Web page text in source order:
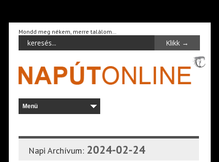
Mondd meg nékem, merre találom…
Napi Archívum: 2024-02-24